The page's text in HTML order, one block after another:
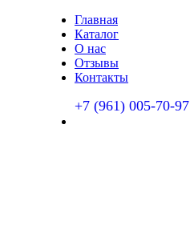
Главная
Каталог
О нас
Отзывы
Контакты
+7 (961) 005-70-97